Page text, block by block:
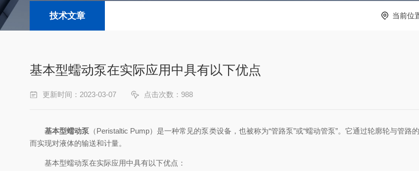
技术文章 当前位
基本型蠕动泵在实际应用中具有以下优点
更新时间：2023-03-07 点击次数：988
基本型蠕动泵 （Peristaltic Pump）是一种常见的泵类设备，也被称为“管路泵”或“蠕动管泵”。它通过轮廓轮与管
而实现对液体的输送和计量。
基本型蠕动泵在实际应用中具有以下优点：